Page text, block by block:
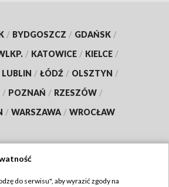
/ BYDGOSZCZ / GDAŃSK /
/ KATOWICE / KIELCE /
LUBLIN / ŁÓDŹ / OLSZTYN /
/ POZNAŃ / RZESZÓW /
/ WARSZAWA / WROCŁAW
do serwisu", aby wyrazić zgody na